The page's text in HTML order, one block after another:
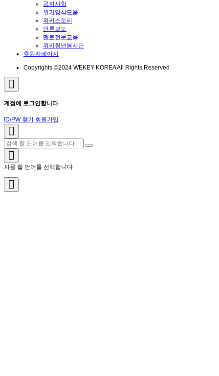
공지사항
위키양식모음
위키스토리
언론보도
멘토전문교육
위키청년봉사단
후원자페이지
Copyrights ©2024 WEKEY KOREA All Rights Reserved
계정에 로그인합니다
ID/PW 찾기 회원가입
사용 할 언어를 선택합니다